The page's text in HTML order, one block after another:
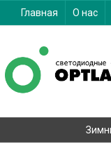
Главная О нас